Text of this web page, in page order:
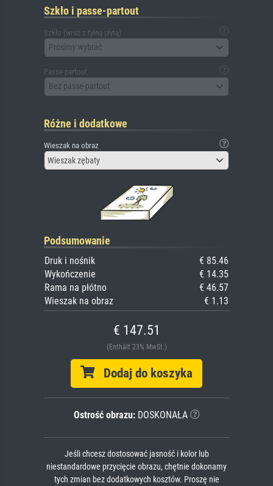
Szkło i passe-partout
Szkło (wraz z tylną płytą)
Prosimy wybrać
Passe-partout
Bez passe-partout
Różne i dodatkowe
Wieszak na obraz
Wieszak zębaty
Podsumowanie
Druk i nośnik
€ 85.46
Wykończenie
€ 14.35
Rama na płótno
€ 46.57
Wieszak na obraz
€ 1.13
€ 147.51
(Enthält 23% MwSt.)
Dodaj do koszyka
Ostrość obrazu:DOSKONAŁA
Jeśli chcesz dostosować jasność i kolor lub
niestandardowe przycięcie obrazu, chętnie dokonamy
tych zmian bez dodatkowych kosztów. Proszę nie